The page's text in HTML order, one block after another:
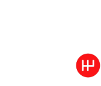
Pachete Cutie Automata
Pachete Cutie Manuala